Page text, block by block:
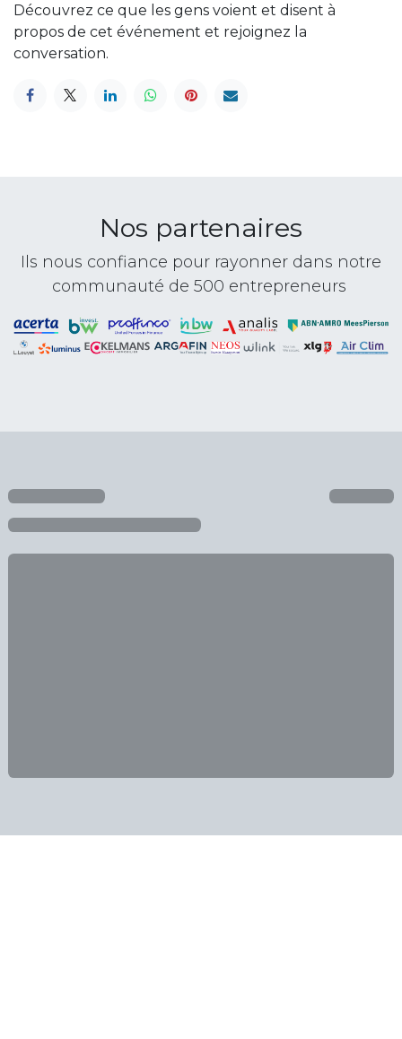
Découvrez ce que les gens voient et disent à
propos de cet événement et rejoignez la
conversation.
Nos partenaires
Ils nous confiance pour rayonner dans notre
communauté de 500 entrepreneurs